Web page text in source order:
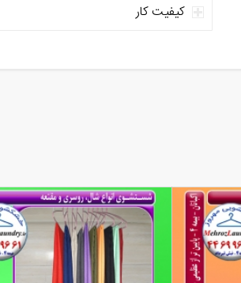
کیفیت کار